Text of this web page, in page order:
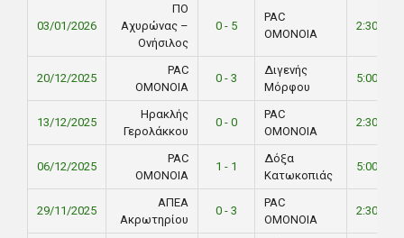
03/01/2026
ΠΟ
Αχυρώνας –
Ονήσιλος
0 - 5
PAC
ΟΜΟΝΟΙΑ
2:30 PM
20/12/2025
PAC
ΟΜΟΝΟΙΑ
0 - 3
Διγενής
Μόρφου
5:00 PM
13/12/2025
Ηρακλής
Γερολάκκου
0 - 0
PAC
ΟΜΟΝΟΙΑ
2:30 PM
06/12/2025
PAC
ΟΜΟΝΟΙΑ
1 - 1
Δόξα
Κατωκοπιάς
5:00 PM
29/11/2025
ΑΠΕΑ
Ακρωτηρίου
0 - 3
PAC
ΟΜΟΝΟΙΑ
2:30 PM